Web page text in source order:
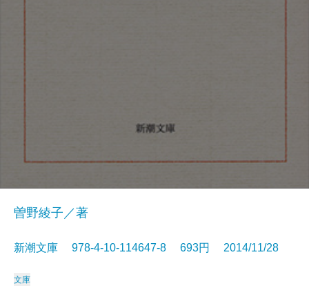
曽野綾子／著
新潮文庫 978-4-10-114647-8 693円 2014/11/28
文庫